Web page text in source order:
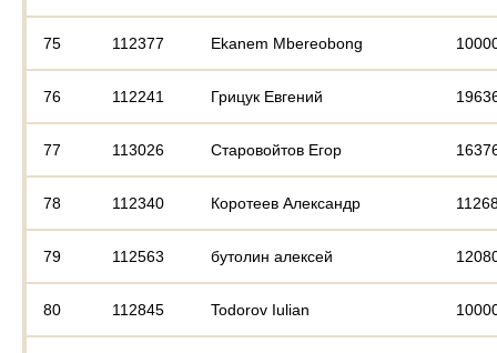
75 112377 Ekanem Mbereobong
76 112241 Грицук Евгений
77 113026 Старовойтов Егор
78 112340 Коротеев Александр
79 112563 бутолин алексей
80 112845 Todorov Iulian